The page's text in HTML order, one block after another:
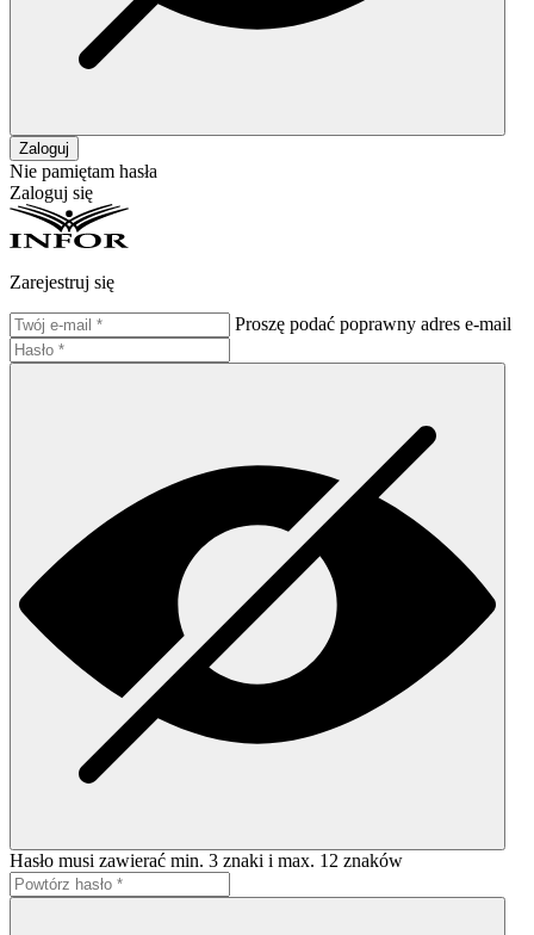
Zaloguj
Nie pamiętam hasła
Zaloguj się
Zarejestruj się
Proszę podać poprawny adres e-mail
Hasło musi zawierać min. 3 znaki i max. 12 znaków